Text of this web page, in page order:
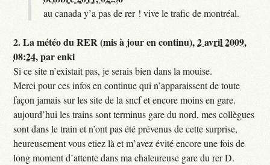
au canada y’a pas de rer ! vive le trafic de montréal.
2.La météo du RER (mis à jour en continu),2 avril 2009,
08:24,parenki
Si ce site n’existait pas, je serais bien dans la mouise.
Merci pour ces infos en continue qui n’apparaissent de toute
façon jamais sur les site de la sncf et encore moins en gare.
aujourd’hui les trains sont terminus gare du nord, mes collègues
sont dans le train et n’ont pas été prévenus de cette surprise,
heureusement vous etiez là et m’avez évité encore une fois de
long moment d’attente dans ma chaleureuse gare du rer D.